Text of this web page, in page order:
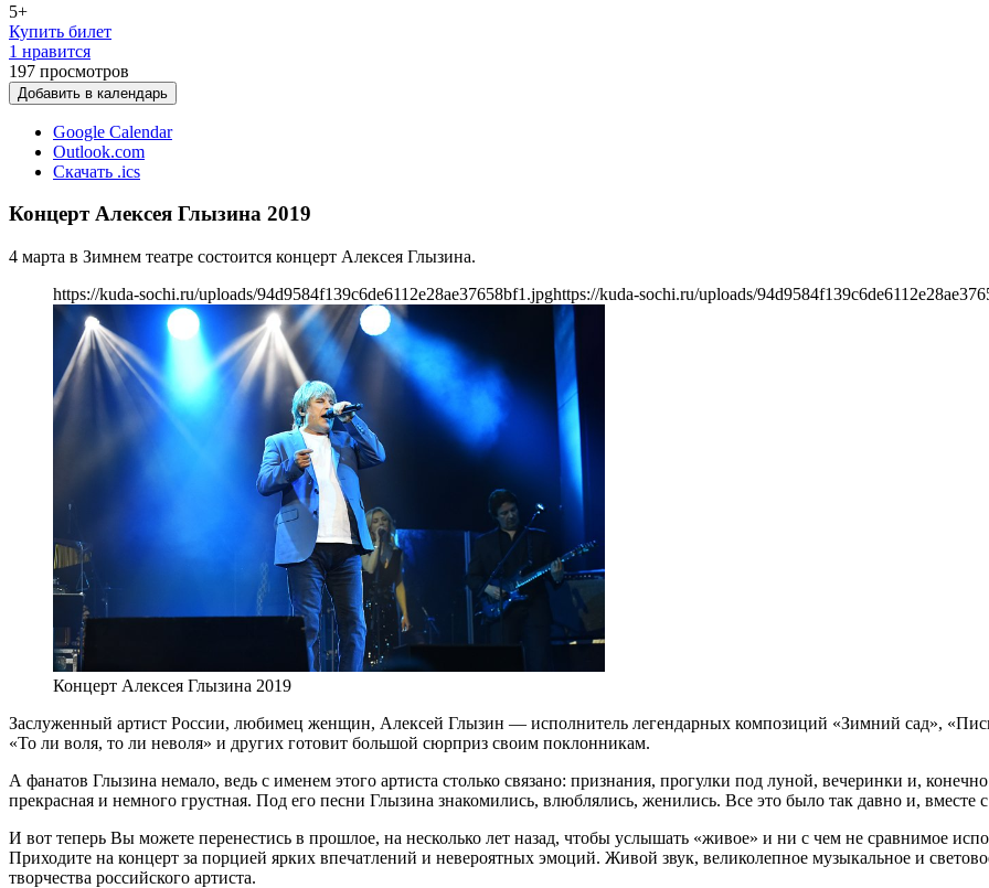
5+
Купить билет
1 нравится
197 просмотров
Добавить в календарь
Google Calendar
Outlook.com
Скачать .ics
Концерт Алексея Глызина 2019
4 марта в Зимнем театре состоится концерт Алексея Глызина.
https://kuda-sochi.ru/uploads/94d9584f139c6de6112e28ae37658bf1.jpghttps://kuda-sochi.ru/uploads/
Концерт Алексея Глызина 2019
Заслуженный артист России, любимец женщин, Алексей Глызин — исполнитель легендарных композиций «Зимний сад»,
«То ли воля, то ли неволя» и других готовит большой сюрприз своим поклонникам.
А фанатов Глызина немало, ведь с именем этого артиста столько связано: признания, прогулки под луной, вечеринки и,
прекрасная и немного грустная. Под его песни Глызина знакомились, влюблялись, женились. Все это было так давно и, вместе
И вот теперь Вы можете перенестись в прошлое, на несколько лет назад, чтобы услышать «живое» и ни с чем не сравнимое
Приходите на концерт за порцией ярких впечатлений и невероятных эмоций. Живой звук, великолепное музыкальное и
творчества российского артиста.